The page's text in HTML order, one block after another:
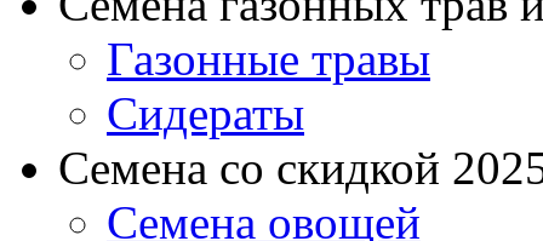
Газонные травы
Сидераты
Семена со скидкой
Семена овощей